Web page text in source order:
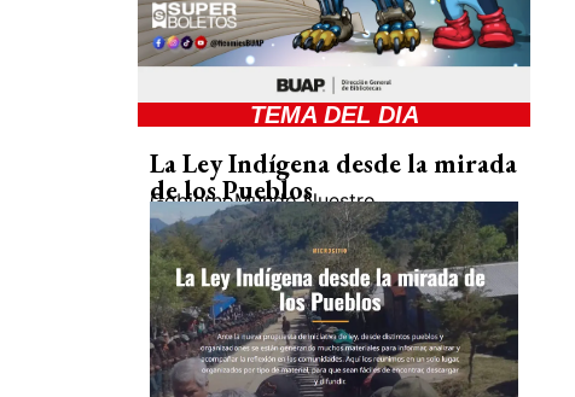
TEMA DEL DIA
La Ley Indígena desde la mirada
de los Pueblos
GobiernoMundo Nuestro